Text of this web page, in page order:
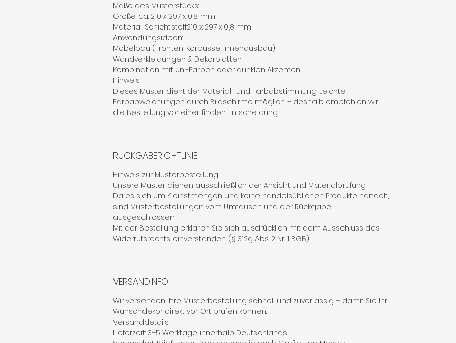
Maße des Musterstücks:
Größe: ca. 210 x 297 x 0,8 mm
Material: Schichtstoff210 x 297 x 0,8 mm
Anwendungsideen:
Möbelbau (Fronten, Korpusse, Innenausbau)
Wandverkleidungen & Dekorplatten
Kombination mit Uni-Farben oder dunklen Akzenten
Hinweis:
Dieses Muster dient der Material- und Farbabstimmung. Leichte
Farbabweichungen durch Bildschirme möglich – deshalb empfehlen wir
die Bestellung vor einer finalen Entscheidung.
RÜCKGABERICHTLINIE
Hinweis zur Musterbestellung
Unsere Muster dienen ausschließlich der Ansicht und Materialprüfung.
Da es sich um Kleinstmengen und keine handelsüblichen Produkte handelt,
sind Musterbestellungen vom Umtausch und der Rückgabe
ausgeschlossen.
Mit der Bestellung erklären Sie sich ausdrücklich mit dem Ausschluss des
Widerrufsrechts einverstanden (§ 312g Abs. 2 Nr. 1 BGB).
VERSANDINFO
Wir versenden Ihre Musterbestellung schnell und zuverlässig – damit Sie Ihr
Wunschdekor direkt vor Ort prüfen können.
Versanddetails:
Lieferzeit: 3–5 Werktage innerhalb Deutschlands